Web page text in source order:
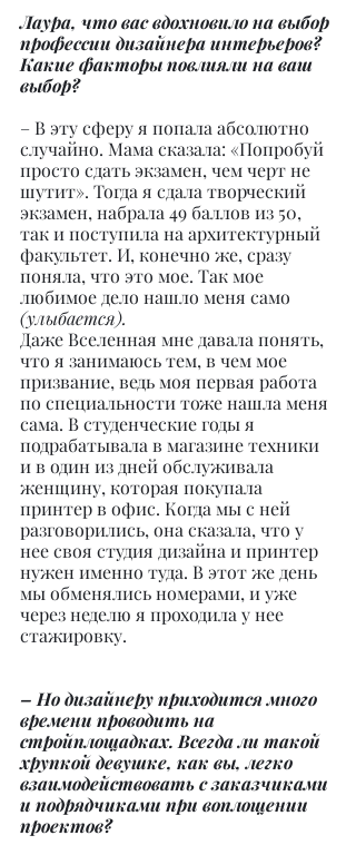
Лаура, что вас вдохновило на выбор
профессии дизайнера интерьеров?
Какие факторы повлияли на ваш
выбор?
– В эту сферу я попала абсолютно
случайно. Мама сказала: «Попробуй
просто сдать экзамен, чем черт не
шутит». Тогда я сдала творческий
экзамен, набрала 49 баллов из 50,
так и поступила на архитектурный
факультет. И, конечно же, сразу
поняла, что это мое. Так мое
любимое дело нашло меня само
(улыбается).
Даже Вселенная мне давала понять,
что я занимаюсь тем, в чем мое
призвание, ведь моя первая работа
по специальности тоже нашла меня
сама. В студенческие годы я
подрабатывала в магазине техники
и в один из дней обслуживала
женщину, которая покупала
принтер в офис. Когда мы с ней
разговорились, она сказала, что у
нее своя студия дизайна и принтер
нужен именно туда. В этот же день
мы обменялись номерами, и уже
через неделю я проходила у нее
стажировку.
– Но дизайнеру приходится много
времени проводить на
стройплощадках. Всегда ли такой
хрупкой девушке, как вы, легко
взаимодействовать с заказчиками
и подрядчиками при воплощении
проектов?